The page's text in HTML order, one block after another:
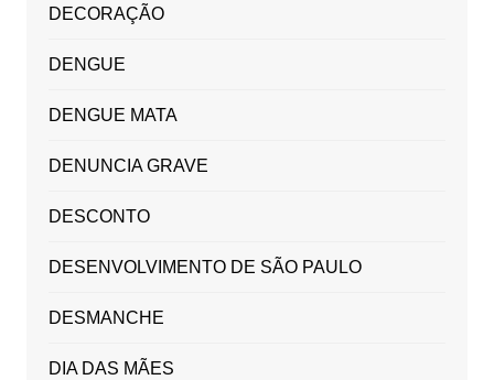
DECORAÇÃO
DENGUE
DENGUE MATA
DENUNCIA GRAVE
DESCONTO
DESENVOLVIMENTO DE SÃO PAULO
DESMANCHE
DIA DAS MÃES